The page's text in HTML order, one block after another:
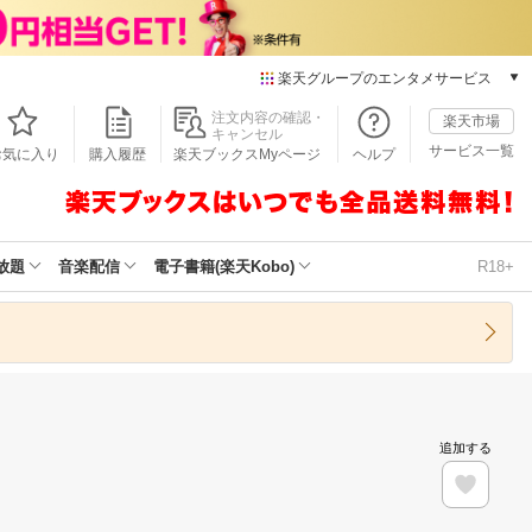
楽天グループのエンタメサービス
本/ゲーム/CD/DVD
楽天ブックス
楽天Kobo
楽天ミュージック
楽天TV
気に入り 購入履歴
注文内容の確認・
キャンセル
楽天ブックスMyページ
ヘルプ
楽天市場
サービス一覧
題 音楽配信 電子書籍(楽天Kobo) R18+
追加する